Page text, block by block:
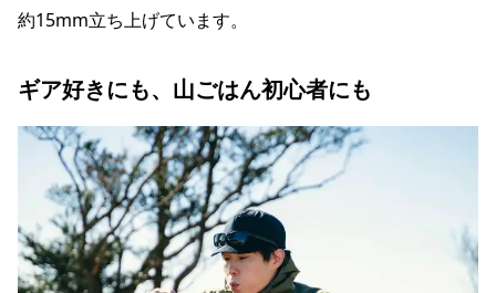
約15mm立ち上げています。
ギア好きにも、山ごはん初心者にも